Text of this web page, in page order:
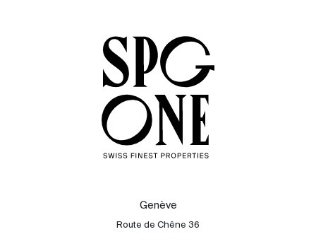
Genève
Route de Chêne 36